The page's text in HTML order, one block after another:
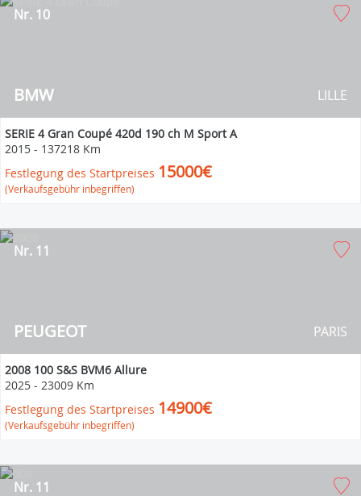
BMW
Nr. 10
LILLE
SERIE 4 Gran Coupé 420d 190 ch M Sport A
2015 - 137218 Km
Festlegung des Startpreises 15000€
(Verkaufsgebühr inbegriffen)
PEUGEOT
Nr. 11
PARIS
2008 100 S&S BVM6 Allure
2025 - 23009 Km
Festlegung des Startpreises 14900€
(Verkaufsgebühr inbegriffen)
Nr. 11